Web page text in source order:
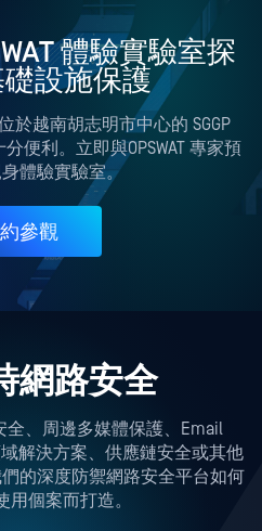
體驗實驗室探
設施保護
於越南胡志明市中心的 SGGP
便利。 立即與OPSWAT 專家預
體驗實驗室。
參觀
網路安全
、周邊多媒體保護、Email
解決方案、供應鏈安全或其他
的深度防禦網路安全平台如何
用個案而打造。